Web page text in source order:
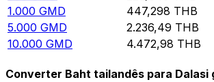
1.000 GMD 447,298 THB
5.000 GMD 2.236,49 THB
10.000 GMD 4.472,98 THB
Converter Baht tailandês para Dalasi